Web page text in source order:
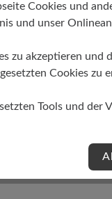
Absatz
0 mm
Cookies und
und unser
zu akzeptieren
Cookies
Tools und der